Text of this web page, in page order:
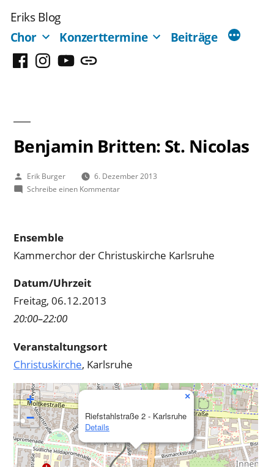
Inhalt
springen
Eriks Blog
Chor
Konzerttermine Beiträge
FacebookInstagram
YouTubeMastodon
Benjamin Britten: St. Nicolas
Veröffentlicht
von
Erik Burger
6. Dezember 2013
Schreibe einen Kommentarzu
Ensemble
Kammerchor der Christuskirche Karlsruhe
Datum/Uhrzeit
Freitag, 06.12.2013
20:00–22:00
Veranstaltungsort
Christuskirche, Karlsruhe
Riefstahlstraße 2 - Karlsruhe
Details
×
+
−